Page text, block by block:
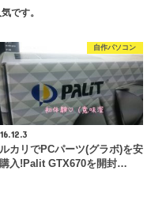
です。
自作パソコン
カリでPCパーツ(グラボ)を安
購入!Palit GTX670を開封…